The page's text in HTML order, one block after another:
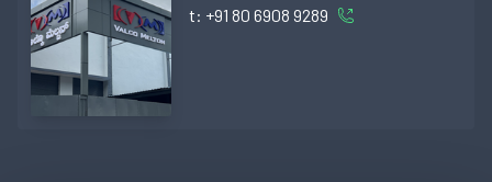
t: +91 80 6908 9289